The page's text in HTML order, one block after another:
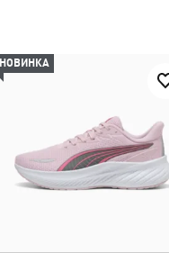
НОВИНКА